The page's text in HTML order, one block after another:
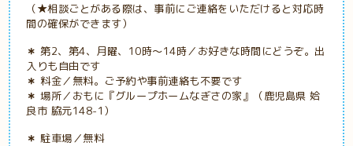
（★相談ごとがある際は、事前にご連絡をいただけると対応時
間の確保ができます）
＊ 第2、第4、月曜、10時～14時／お好きな時間にどうぞ。出
入りも自由です
＊ 料金／無料。ご予約や事前連絡も不要です
＊ 場所／おもに 『グループホームなぎさの家』（鹿児島県 姶
良市 脇元148-1）
＊ 駐車場／無料